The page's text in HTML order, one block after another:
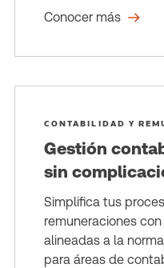
Conocer más
CONTABILIDAD Y
Gestión
sin
Simplifica tus
remuneraciones
alineadas a la
para áreas de